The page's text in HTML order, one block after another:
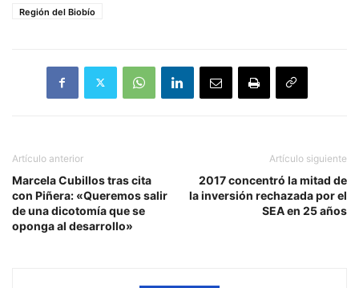
Región del Biobío
Artículo anterior
Marcela Cubillos tras cita
con Piñera: «Queremos salir
de una dicotomía que se
oponga al desarrollo»
Artículo siguiente
2017 concentró la mitad de
la inversión rechazada por el
SEA en 25 años